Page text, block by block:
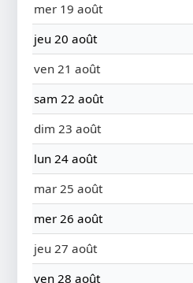
mer 19 août
jeu 20 août
ven 21 août
sam 22 août
dim 23 août
lun 24 août
mar 25 août
mer 26 août
jeu 27 août
ven 28 août